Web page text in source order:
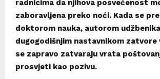
radnicima da njihova posvećenost
zaboravljena preko noći. Kada se
doktorom nauka, autorom
dugogodišnjim nastavnikom zatvore
se zapravo zatvaraju vrata
prosvjeti kao pozivu.